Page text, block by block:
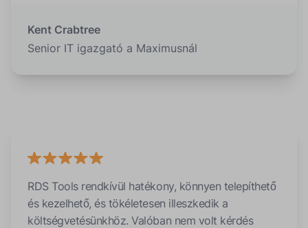
Kent Crabtree
Senior IT igazgató a Maximusnál
RDS Tools rendkívül hatékony, könnyen telepíthető
és kezelhető, és tökéletesen illeszkedik a
költségvetésünkhöz. Valóban nem volt kérdés